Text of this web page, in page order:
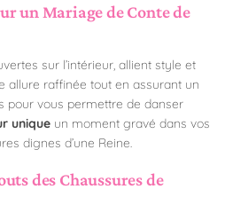
un Mariage de Conte de
sur l’intérieur, allient style et
allure raffinée tout en assurant un
pour vous permettre de danser
unique un moment gravé dans vos
dignes d’une Reine.
des Chaussures de